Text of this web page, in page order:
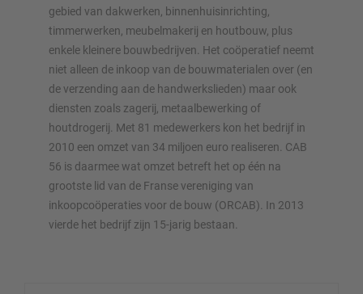
gebied van dakwerken, binnenhuisinrichting,
timmerwerken, meubelmakerij en houtbouw, plus
enkele kleinere bouwbedrijven. Het coöperatief neemt
niet alleen de inkoop van de bouwmaterialen over (en
de verzending aan de handwerkslieden) maar ook
diensten zoals zagerij, metaalbewerking of
houtdrogerij. Met 81 medewerkers kon het bedrijf in
2010 een omzet van 34 miljoen euro realiseren. CAB
56 is daarmee wat omzet betreft het op één na
grootste lid van de Franse vereniging van
inkoopcoöperaties voor de bouw (ORCAB). In 2013
vierde het bedrijf zijn 15-jarig bestaan.